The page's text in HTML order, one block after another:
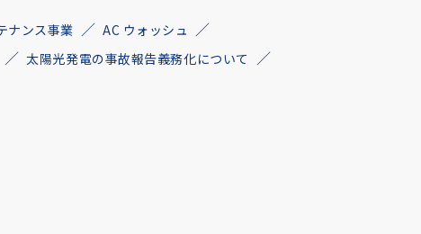
ナンス事業
AC ウォッシュ
太陽光発電の事故報告義務化について